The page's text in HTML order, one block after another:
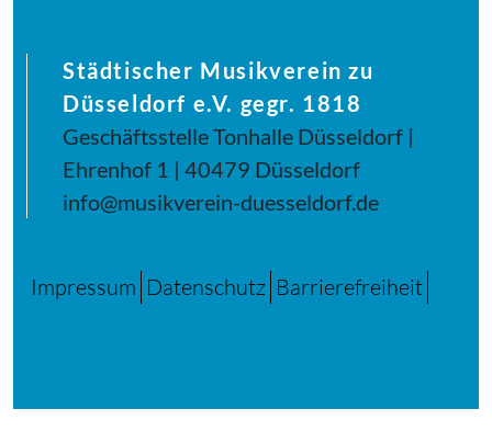
Städtischer Musikverein zu
Düsseldorf e.V. gegr. 1818
Geschäftsstelle Tonhalle Düsseldorf |
Ehrenhof 1 | 40479 Düsseldorf
info@musikverein-duesseldorf.de
Impressum Datenschutz Barrierefreiheit